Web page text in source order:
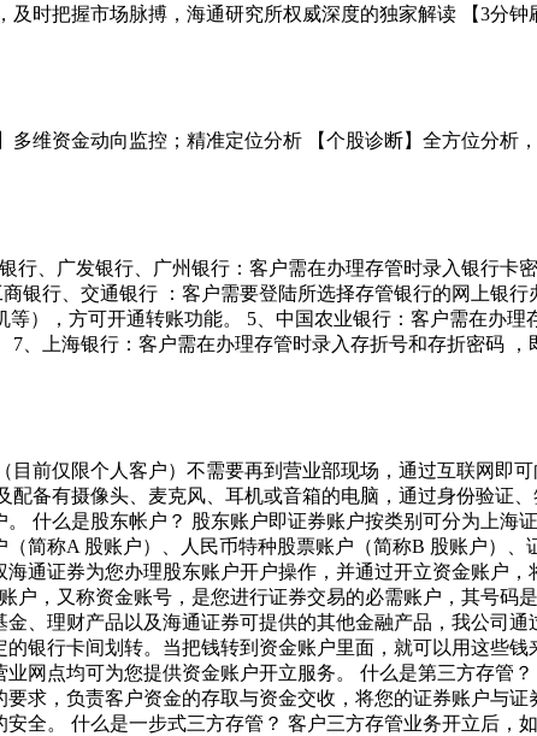
时把握市场脉搏，海通研究所权威深度的独家解读 【3分
多维资金动向监控；精准定位分析 【个股诊断】全方位分
行、广发银行、广州银行：客户需在办理存管时录入银行卡
银行、交通银行 ：客户需要登陆所选择存管银行的网上银
），方可开通转账功能。 5、中国农业银行：客户需在办
、上海银行：客户需在办理存管时录入存折号和存折密码
前仅限个人客户）不需要再到营业部现场，通过互联网即
备有摄像头、麦克风、耳机或音箱的电脑，通过身份验证
什么是股东帐户？ 股东账户即证券账户按类别可分为上海
简称A 股账户）、人民币特种股票账户（简称B 股账户）
通证券为您办理股东账户开户操作，并通过开立资金账户
户，又称资金账号，是您进行证券交易的必需账户，其号码
、理财产品以及海通证券可提供的其他金融产品，我公司
银行卡间划转。当把钱转到资金账户里面，就可以用这些
网点均可为您提供资金账户开立服务。 什么是第三方存管
求，负责客户资金的存取与资金交收，将您的证券账户与
全。 什么是一步式三方存管？ 客户三方存管业务开立后，